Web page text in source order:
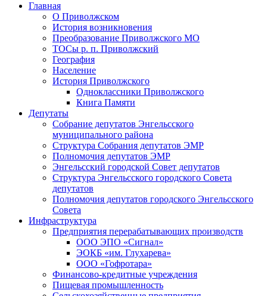
Главная
О Приволжском
История возникновения
Преобразование Приволжского МО
ТОСы р. п. Приволжский
География
Население
История Приволжского
Одноклассники Приволжского
Книга Памяти
Депутаты
Собрание депутатов Энгельсского
муниципального района
Структура Собрания депутатов ЭМР
Полномочия депутатов ЭМР
Энгельсский городской Совет депутатов
Структура Энгельсского городского Совета
депутатов
Полномочия депутатов городского Энгельсского
Совета
Инфраструктура
Предприятия перерабатывающих производств
ООО ЭПО «Сигнал»
ЭОКБ «им. Глухарева»
ООО «Гофротара»
Финансово-кредитные учреждения
Пищевая промышленность